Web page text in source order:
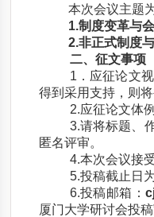
本次会议主题
1.制度变革与
2.非正式制度
二、征文事项
1．应征论文
得到采用支持，则
2.应征论文体
3.请将标题、
匿名评审。
4.本次会议接
5.投稿截止日
6.投稿邮箱：
厦门大学研讨会投稿”